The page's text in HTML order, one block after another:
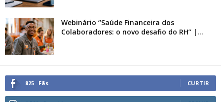
Webinário “Saúde Financeira dos
Colaboradores: o novo desafio do RH” |...
825 Fãs CURTIR